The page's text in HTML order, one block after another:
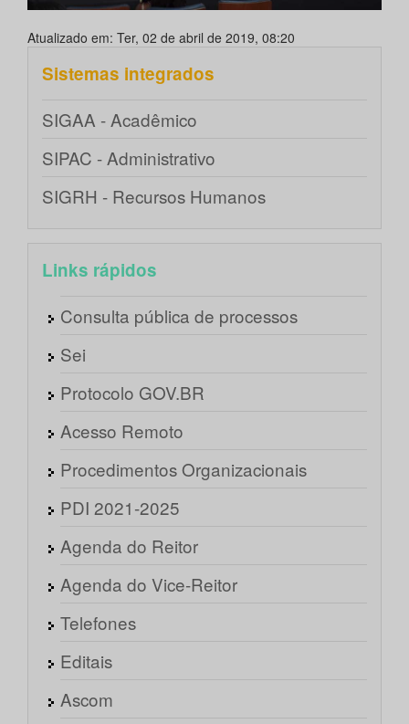
Atualizado em: Ter, 02 de abril de 2019, 08:20
Sistemas integrados
SIGAA - Acadêmico
SIPAC - Administrativo
SIGRH - Recursos Humanos
Links rápidos
Consulta pública de processos
Sei
Protocolo GOV.BR
Acesso Remoto
Procedimentos Organizacionais
PDI 2021-2025
Agenda do Reitor
Agenda do Vice-Reitor
Telefones
Editais
Ascom